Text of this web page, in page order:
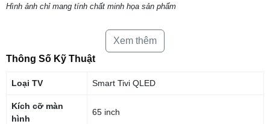
Hình ảnh chỉ mang tính chất minh họa sản phẩm
Trợ lý giọng nói thông minh
Với trí tuệ nhân tạo được nâng cấp, Bixby trên Samsung AI TV trở thành
điểm kết nối hoàn hảo cho tổ ấm thông minh của bạn. Giờ đây, Bixby có
cuộc hội thoại mượt mà, tìm kiếm dễ dàng, phản hồi trực quan và điều
Xem thêm
Thông Số Kỹ Thuật
Loại TV Smart Tivi QLED
Kích cỡ màn
hình
65 inch